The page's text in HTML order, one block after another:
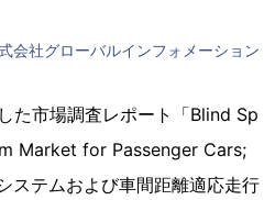
会社グローバルインフォメーション
た市場調査レポート「Blind Sp
Market for Passenger Cars;
テムおよび車間距離適応走行